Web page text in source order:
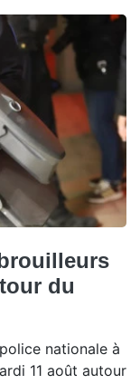
du
nationale à
11 août autour